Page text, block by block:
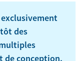
des